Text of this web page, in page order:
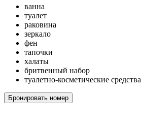
ванна
туалет
раковина
зеркало
фен
тапочки
халаты
бритвенный набор
туалетно-косметические средства
Бронировать номер